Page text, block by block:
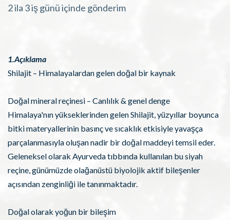
2 ila 3 iş günü içinde gönderim
1.Açıklama
Shilajit – Himalayalardan gelen doğal bir kaynak
Doğal mineral reçinesi – Canlılık & genel denge
Himalaya'nın yükseklerinden gelen Shilajit, yüzyıllar boyunca
bitki materyallerinin basınç ve sıcaklık etkisiyle yavaşça
parçalanmasıyla oluşan nadir bir doğal maddeyi temsil eder.
Geleneksel olarak Ayurveda tıbbında kullanılan bu siyah
reçine, günümüzde olağanüstü biyolojik aktif bileşenler
açısından zenginliği ile tanınmaktadır.
Doğal olarak yoğun bir bileşim